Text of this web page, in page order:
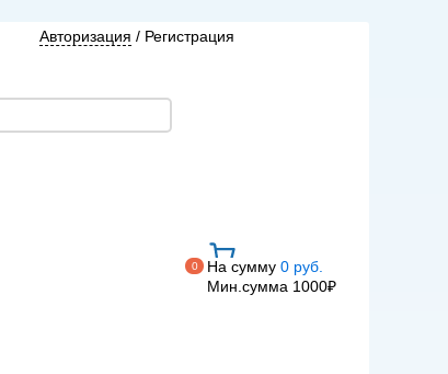
Авторизация / Регистрация
0 На сумму 0 руб.
Мин.сумма 1000₽